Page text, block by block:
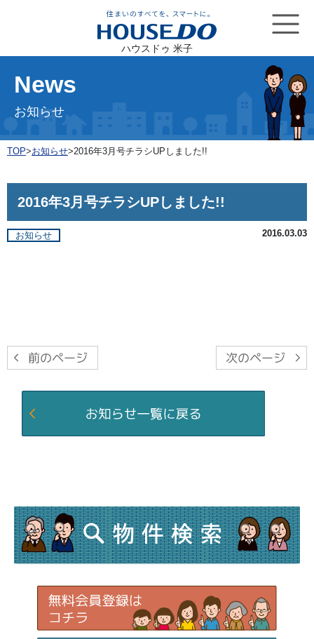
ハウスドゥ 米子
News
お知らせ
TOP>お知らせ>2016年3月号チラシUPしました!!
2016年3月号チラシUPしました!!
お知らせ 2016.03.03